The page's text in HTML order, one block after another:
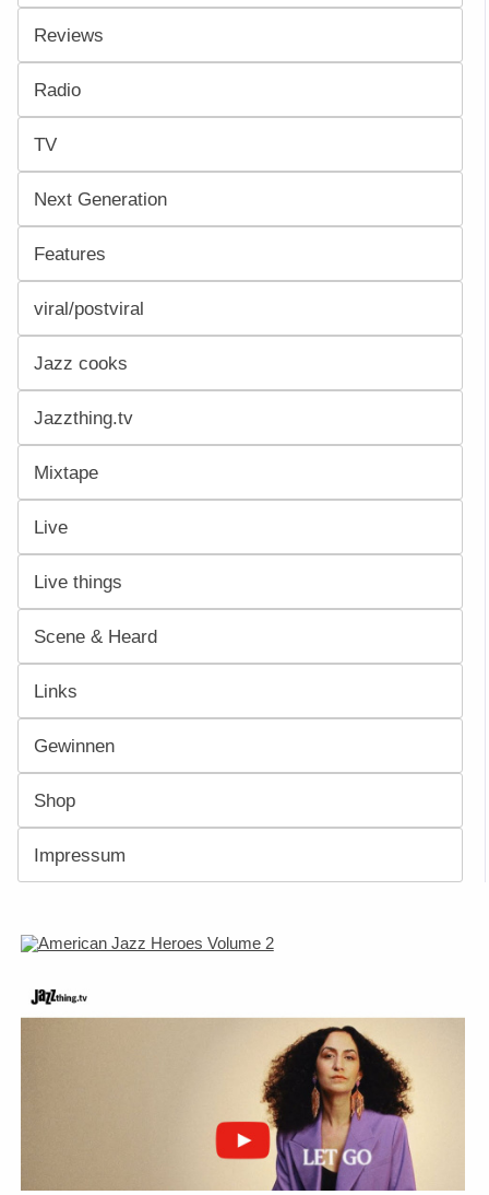
Reviews
Radio
TV
Next Generation
Features
viral/postviral
Jazz cooks
Jazzthing.tv
Mixtape
Live
Live things
Scene & Heard
Links
Gewinnen
Shop
Impressum